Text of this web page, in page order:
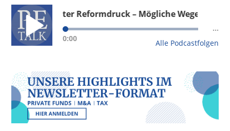
unter Reformdruck – Mögliche Wege aus der
0:00
...
Deutschland unter Reformdruck – Mögliche
Wege aus der strukturellen Krise
Wie Private Equity-Fonds Wertschöpfung neu
denken
Private Equity 2025: Selektiv, strategisch, stabil?
– Eindrücke aus dem FCM PE Survey 2025
Alle Podcastfolgen